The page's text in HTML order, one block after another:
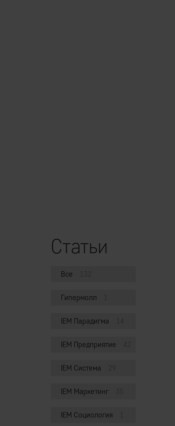
Статьи
Все
Гипермолл
IEM Парадигма
IEM Предприятие
IEM Система
IEM Маркетинг
IEM Социология